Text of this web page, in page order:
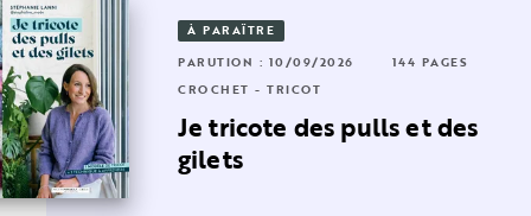
PAGES
DIY
: 10/09/2025
128 PAGES
- TRICOT
à tricoter en 16
À PARAÎTRE
PARUTION : 10/09/2026
144 PAGES
CROCHET - TRICOT
Je tricote des pulls et des
gilets